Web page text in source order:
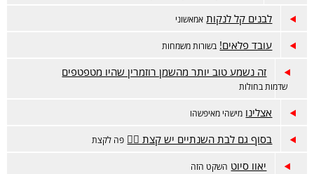
לבנים קל לנקות אמאשוני
עובד פלאים! בשורות משמחות
זה נשמע טוב יותר מהשמן רוזמרין שהיו מטפטפים
שדמות בחולות
אצלינו מישהי מאיפשהו
בסוף גם לבת השנתיים יש קצת 🤦‍♀️ פה לקצת
יאוו סיוט השקט הזה